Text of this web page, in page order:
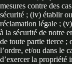
mesures contre des
sécurité ; (iv) établir
réclamation légale ;
à la sécurité de notre
de toute partie tierce ;
l’ordre, et/ou dans le
d’exercer la propriété